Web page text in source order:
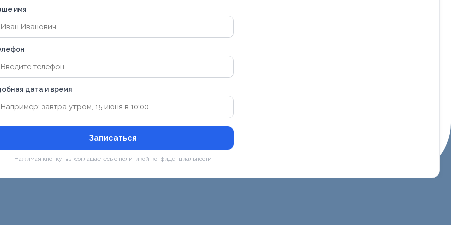
имя
дата и время
Записаться
Нажимая кнопку, вы соглашаетесь с политикой конфиденциальности